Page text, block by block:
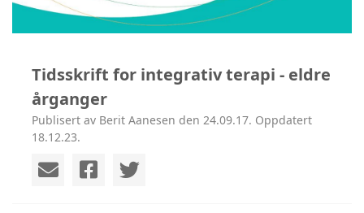
Tidsskrift for integrativ terapi - eldre
årganger
Publisert av Berit Aanesen den 24.09.17. Oppdatert
18.12.23.